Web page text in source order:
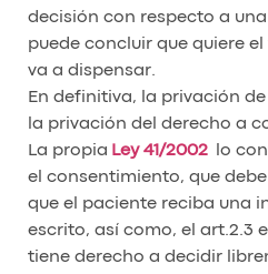
decisión con respecto a
puede concluir que quiere
va a dispensar.
En definitiva, la privación
la privación del derecho a
La propia Ley 41/2002 lo
el consentimiento, que
que el paciente reciba una
escrito, así como, el art.2.3
tiene derecho a decidir